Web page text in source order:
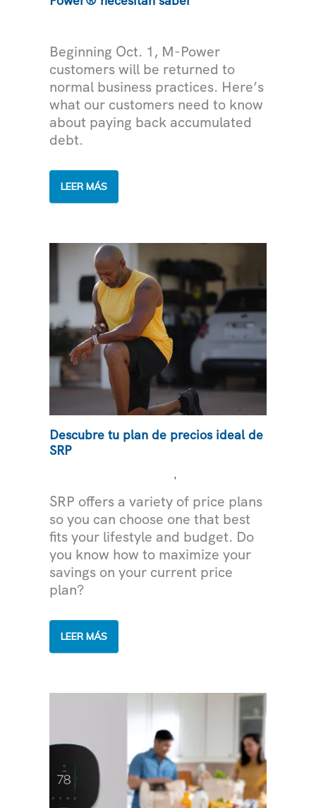
Beginning Oct. 1, M-Power
customers will be returned to
normal business practices. Here’s
what our customers need to know
about paying back accumulated
debt.
LO
LOS
M-
POWER®
NECESITAN
SABER
LEER MÁS
Descubre tu plan de precios ideal de
SRP
,
SRP offers a variety of price plans
so you can choose one that best
fits your lifestyle and budget. Do
you know how to maximize your
savings on your current price
plan?
DESCUBRE
PLAN
DE
LEER MÁS